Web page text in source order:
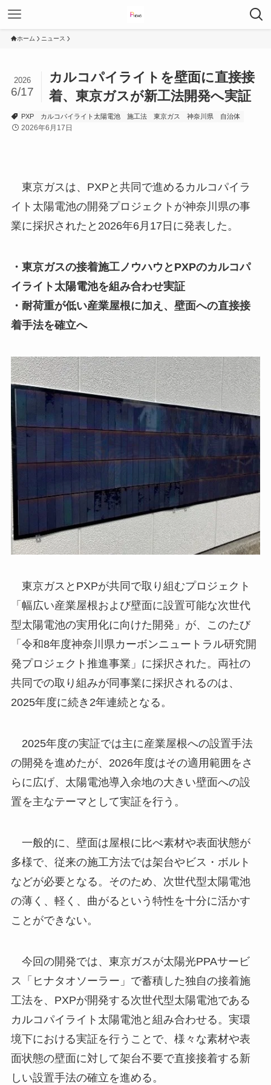
ホーム ニュース
カルコパイライトを壁面に直接接
着、東京ガスが新工法開発へ実証
2026
6/17
PXP カルコパイライト太陽電池 施工法 東京ガス 神奈川県 自治体
2026年6月17日
東京ガスは、PXPと共同で進めるカルコパイラ
イト太陽電池の開発プロジェクトが神奈川県の事
業に採択されたと2026年6月17日に発表した。
・東京ガスの接着施工ノウハウとPXPのカルコパ
イライト太陽電池を組み合わせ実証
・耐荷重が低い産業屋根に加え、壁面への直接接
着手法を確立へ
東京ガスとPXPが共同で取り組むプロジェクト
「幅広い産業屋根および壁面に設置可能な次世代
型太陽電池の実用化に向けた開発」が、このたび
「令和8年度神奈川県カーボンニュートラル研究開
発プロジェクト推進事業」に採択された。両社の
共同での取り組みが同事業に採択されるのは、
2025年度に続き2年連続となる。
2025年度の実証では主に産業屋根への設置手法
の開発を進めたが、2026年度はその適用範囲をさ
らに広げ、太陽電池導入余地の大きい壁面への設
置を主なテーマとして実証を行う。
一般的に、壁面は屋根に比べ素材や表面状態が
多様で、従来の施工方法では架台やビス・ボルト
などが必要となる。そのため、次世代型太陽電池
の薄く、軽く、曲がるという特性を十分に活かす
ことができない。
今回の開発では、東京ガスが太陽光PPAサービ
ス「ヒナタオソーラー」で蓄積した独自の接着施
工法を、PXPが開発する次世代型太陽電池である
カルコパイライト太陽電池と組み合わせる。実環
境下における実証を行うことで、様々な素材や表
面状態の壁面に対して架台不要で直接接着する新
しい設置手法の確立を進める。